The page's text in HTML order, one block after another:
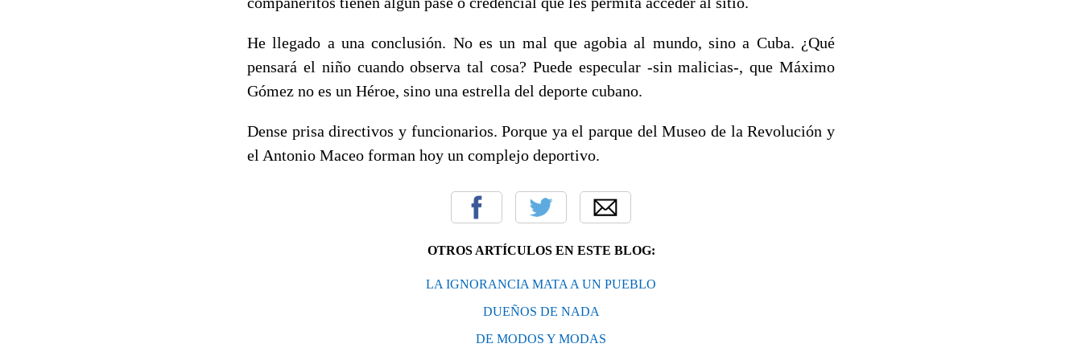
He llegado a una conclusión. No es un mal que agobia al mundo, sino a Cuba. ¿Qué
pensará el niño cuando observa tal cosa? Puede especular -sin malicias-, que Máximo
Gómez no es un Héroe, sino una estrella del deporte cubano.
Dense prisa directivos y funcionarios. Porque ya el parque del Museo de la Revolución y
el Antonio Maceo forman hoy un complejo deportivo.
OTROS ARTÍCULOS EN ESTE BLOG:
LA IGNORANCIA MATA A UN PUEBLO
DUEÑOS DE NADA
DE MODOS Y MODAS